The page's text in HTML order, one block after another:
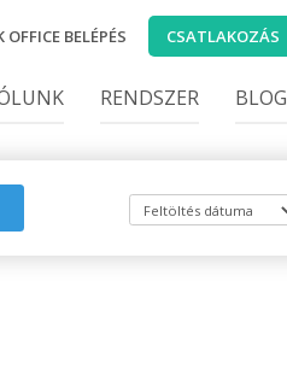
OFFICE BELÉPÉS CSATLAKOZÁS
RENDSZER BLOG